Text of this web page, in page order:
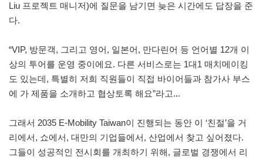
Liu 프로젝트 매니저)에 질문을 남기면 늦은 시간에도 답장을 준
다.
“VIP, 방문객, 그리고 영어, 일본어, 만다린어 등 언어별 12개 이
상의 투어를 운영 중이에요. 다른 서비스로는 1대1 매치메이킹
도 있는데, 특별히 저희 직원들이 직접 바이어들과 참가사 부스
에 가 제품을 소개하고 협상토록 해요”라고...
그래서 2035 E-Mobility Taiwan이 진행되는 동안 이 ‘친절’을 거
리에서, 쇼에서, 대만의 기업들에서, 산업에서 찾고 싶어졌다.
그들이 성공적인 전시회를 개최하기 위해, 글로벌 경쟁에서 리